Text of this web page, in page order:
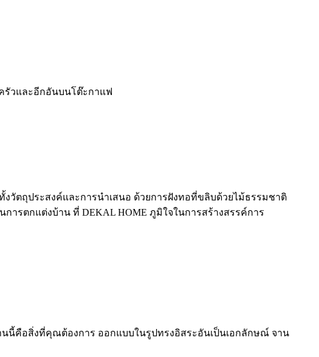
รัวและอีกอันบนโต๊ะกาแฟ
งวัตถุประสงค์และการนำเสนอ ด้วยการฝังทอที่ขลิบด้วยไม้ธรรมชาติ
รตกแต่งบ้าน ที่ DEKAL HOME ภูมิใจในการสร้างสรรค์การ
นี้คือสิ่งที่คุณต้องการ ออกแบบในรูปทรงอิสระอันเป็นเอกลักษณ์ จาน